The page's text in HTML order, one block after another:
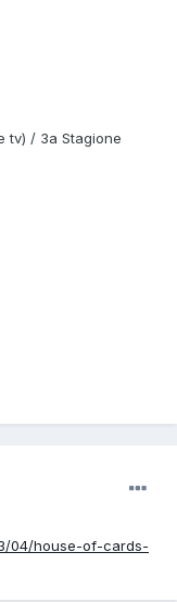
tv) / 3a Stagione
04/house-of-cards-